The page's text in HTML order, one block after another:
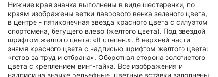
Нижние края значка выполнены в виде шестеренки, по
краям изображены ветки лаврового венка зеленого цвета,
в центре - пятиконечная звезда красного цвета с силуэтом
спортсмена, бегущего влево (желтого цвета). Под звездой
шрифтом желтого цвета: «II степен.». В верхней части
знамя красного цвета с надписью шрифтом желтого цвета:
«готов за труд и отбрана». Оборотная сторона золотистого
цвета с креплением винт-гайка. Все изображения и
надписи на значке рельефные, цветные вставки заполнены